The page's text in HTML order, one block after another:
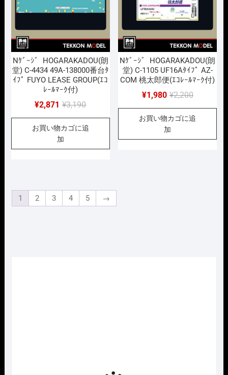
Nｹﾞｰｼﾞ HOGARAKADOU(朗
堂) C-4434 49A-138000番台ﾀ
ｲﾌﾟ FUYO LEASE GROUP(ｴｺ
ﾚｰﾙﾏｰｸ付)
¥3,190元
の
価
し
た。
¥2,871
現
在
の
で
す。
お買い物カゴに追
加
Nｹﾞｰｼﾞ HOGARAKADOU(朗
堂) C-1105 UF16Aﾀｲﾌﾟ AZ-
COM 桃太郎便(ｴｺﾚｰﾙﾏｰｸ付)
¥2,200元
の
価
¥1,980
現
在
の
お買い物カゴに追
加
1 2 3 4 5 →